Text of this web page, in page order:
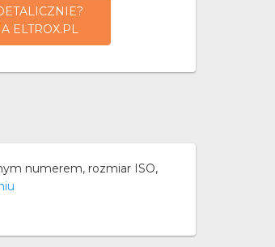
ELTROX.PL
numerem, rozmiar ISO,